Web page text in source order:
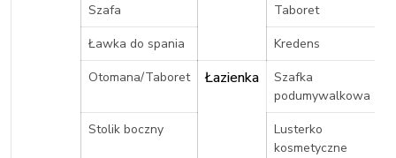
Szafa
Taboret
Ławka do spania
Kredens
Otomana/Taboret
Łazienka
Szafka
podumywalkowa
Stolik boczny
Lusterko
kosmetyczne